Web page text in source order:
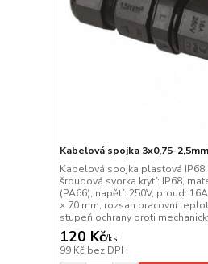
Kabelová spojka 3x0,75-
Kabelová spojka plastová IP68
šroubová svorka krytí: IP68,
(PA66), napětí: 250V, proud:
× 70 mm, rozsah pracovní
stupeň ochrany proti
120 Kč/ks
99 Kč bez DPH